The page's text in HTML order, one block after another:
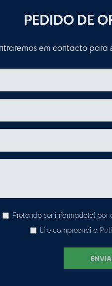
PEDIDO DE
em contacto
Pretendo ser informado(a)
Li e compreendi a